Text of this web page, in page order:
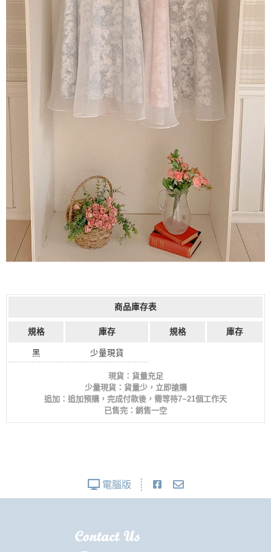
商品庫存表
規格 庫存 規格 庫存
黑 少量現貨
現貨：貨量充足
少量現貨：貨量少，立即搶購
追加：追加預購，完成付款後，需等待7~21個工作天
已售完：銷售一空
電腦版